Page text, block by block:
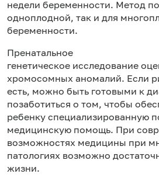
недели беременности. Метод
одноплодной, так и для
беременности.
Пренатальное
генетическое исследование
хромосомных аномалий. Если
есть, можно быть готовыми к
позаботиться о том, чтобы
ребенку специализированную
медицинскую помощь. При
возможностях медицины при
патологиях возможно
жизни.